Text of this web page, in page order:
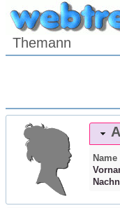
Themann
Name